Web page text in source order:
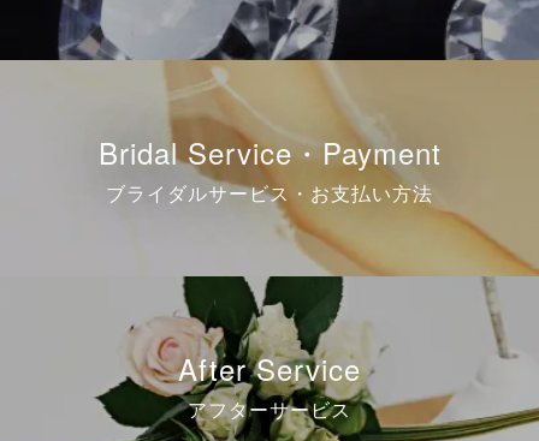
Bridal Service・Payment
ブライダルサービス・お支払い方法
After Service
アフターサービス